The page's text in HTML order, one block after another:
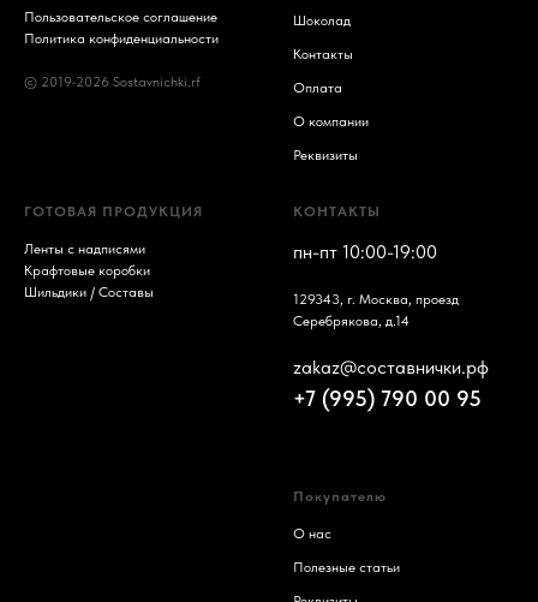
Пользовательское соглашение
Политика конфиденциальности
© 2019-2026 Sostavnichki.rf
Шоколад
Контакты
Оплата
О компании
Реквизиты
ГОТОВАЯ ПРОДУКЦИЯ
Ленты с надписями
Крафтовые коробки
Шильдики / Составы
КОНТАКТЫ
пн-пт 10:00-19:00
129343, г. Москва, проезд
Серебрякова, д.14
zakaz@составнички.рф
+7 (995) 790 00 95
Покупателю
О нас
Полезные статьи